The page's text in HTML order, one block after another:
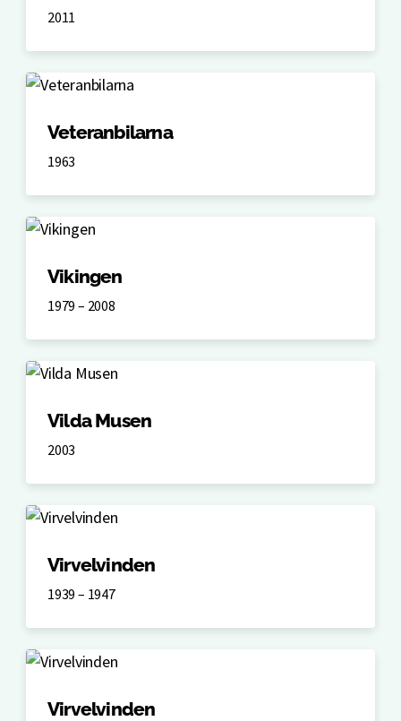
2011
Veteranbilarna
1963
Vikingen
1979 – 2008
Vilda Musen
2003
Virvelvinden
1939 – 1947
Virvelvinden